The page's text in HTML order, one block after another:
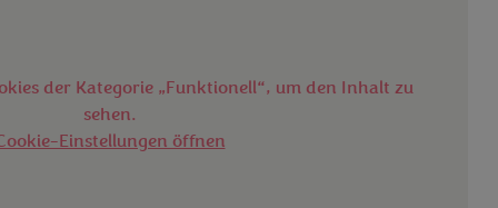
der Kategorie „Funktionell“, um den Inhalt zu
sehen.
Einstellungen öffnen